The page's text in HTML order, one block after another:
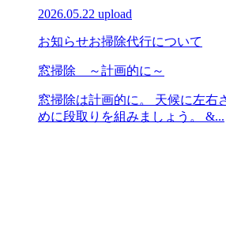
2026.05.22 upload
お知らせお掃除代行について
窓掃除 ～計画的に～
窓掃除は計画的に。 天候に左右
めに段取りを組みましょう。 &...